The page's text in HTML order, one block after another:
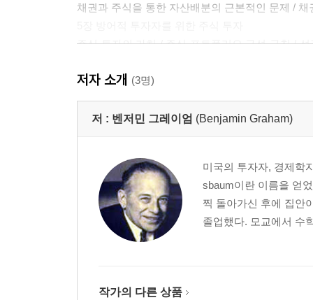
채권과 주식을 통한 자산배분의 근본적인 문제 /
주식 투자의 가치 / 주식 포트폴리오 구성 규칙 /
6장 공격적 투자자를 위한 포트폴리오 전략: 피해
비우량등급 채권 및 우선주 / 해외 국채 / 신규 발행
7장 공격적 투자자를 위한 포트폴리오 전략: 해볼
시장의 등락을 활용한 투자 결정 / 저점 매수-고
가격 / A&P의 사례 / 요약 / 채권 가격의 변동성
9장 펀드 투자
전반적인 펀드 투자의 성과 / 퍼포먼스 펀드 / 폐쇄
10장 투자 조언
저자 소개 (3명)
저 : 벤저민 그레이엄 (Benjamin Graham)
미국의 투자자, 경제학
sbaum이란 이름을 얻
찍 돌아가신 후에 집안
졸업했다. 모교에서 수
작가의 다른 상품